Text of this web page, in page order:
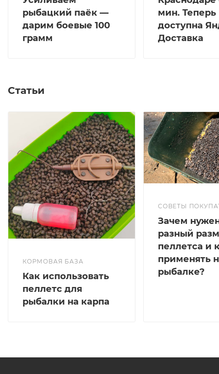
рыбацкий паёк —
дарим боевые 100
грамм
мин. Теперь
доступна
Доставка
Статьи
КОРМОВАЯ БАЗА
Как использовать
пеллетс для
рыбалки на карпа
СОВЕТЫ
Зачем
разный
пеллетса и
применять
рыбалке?